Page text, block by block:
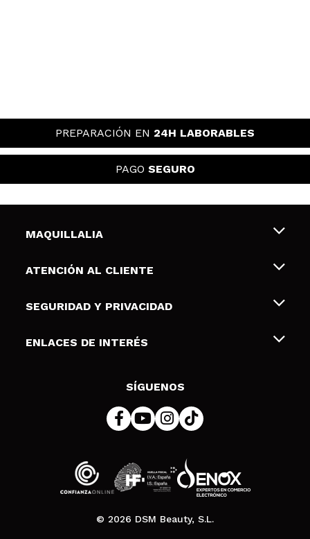
PREPARACIÓN EN 24H LABORABLES
PAGO SEGURO
MAQUILLALIA
Sobre nosotros
Tarjetas de Regalo
ATENCIÓN AL CLIENTE
Envíos y devoluciones
Formas de pago
SEGURIDAD Y PRIVACIDAD
Terminos y condiciones de uso
Política de cookies
ENLACES DE INTERÉS
SÍGUENOS
© 2026 DSM Beauty, S.L.